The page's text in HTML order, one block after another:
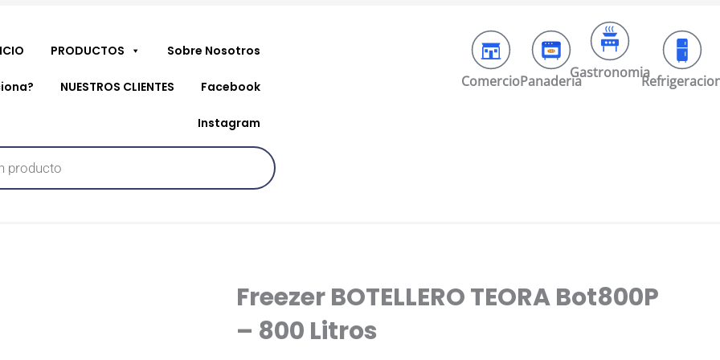
PRODUCTOS Sobre Nosotros
NUESTROS CLIENTES Facebook
Instagram
Gastronomia
Panaderia
Comercio
Freezer BOTELLERO TEORA Bot800P
– 800 Litros